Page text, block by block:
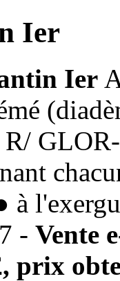
Ier
Ier
R/
à
- Vente
prix